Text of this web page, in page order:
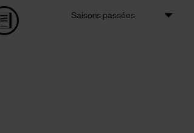
Saisons passées